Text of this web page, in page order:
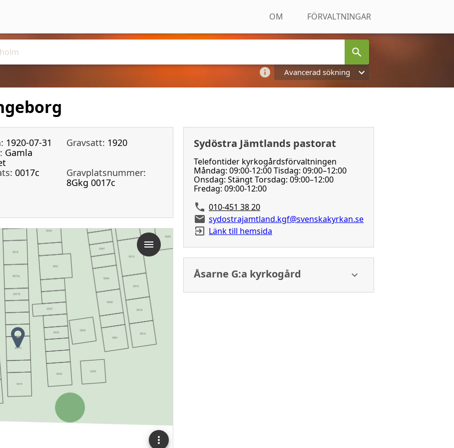
OM FÖRVALTNINGAR
Avancerad sökning
1920-07-31 Gravsatt: 1920
Gamla
0017c
Gravplatsnummer:
8Gkg 0017c
Sydöstra Jämtlands pastorat
Telefontider kyrkogårdsförvaltningen
Måndag: 09:00-12:00 Tisdag: 09:00–12:00
Onsdag: Stängt Torsdag: 09:00–12:00
Fredag: 09:00-12:00
010-451 38 20
sydostrajamtland.kgf@svenskakyrkan.se
Länk till hemsida
Åsarne G:a kyrkogård